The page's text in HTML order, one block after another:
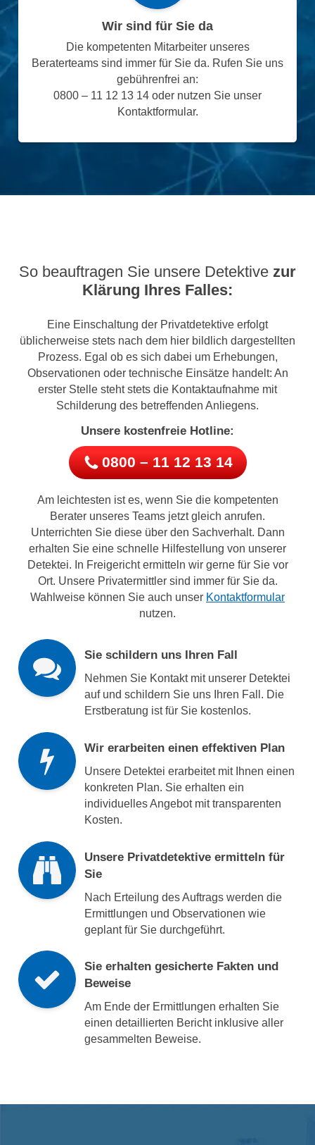
Wir sind für Sie da
Die kompetenten Mitarbeiter unseres
Beraterteams sind immer für Sie da. Rufen Sie uns
gebührenfrei an:
0800 – 11 12 13 14 oder nutzen Sie unser
Kontaktformular.
So beauftragen Sie unsere Detektive zur
Klärung Ihres Falles:
Eine Einschaltung der Privatdetektive erfolgt
üblicherweise stets nach dem hier bildlich dargestellten
Prozess. Egal ob es sich dabei um Erhebungen,
Observationen oder technische Einsätze handelt: An
erster Stelle steht stets die Kontaktaufnahme mit
Schilderung des betreffenden Anliegens.
Unsere kostenfreie Hotline:
0800 – 11 12 13 14
Am leichtesten ist es, wenn Sie die kompetenten
Berater unseres Teams jetzt gleich anrufen.
Unterrichten Sie diese über den Sachverhalt. Dann
erhalten Sie eine schnelle Hilfestellung von unserer
Detektei. In Freigericht ermitteln wir gerne für Sie vor
Ort. Unsere Privatermittler sind immer für Sie da.
Wahlweise können Sie auch unser Kontaktformular
nutzen.
Sie schildern uns Ihren Fall
Nehmen Sie Kontakt mit unserer Detektei
auf und schildern Sie uns Ihren Fall. Die
Erstberatung ist für Sie kostenlos.
Wir erarbeiten einen effektiven Plan
Unsere Detektei erarbeitet mit Ihnen einen
konkreten Plan. Sie erhalten ein
individuelles Angebot mit transparenten
Kosten.
Unsere Privatdetektive ermitteln für
Sie
Nach Erteilung des Auftrags werden die
Ermittlungen und Observationen wie
geplant für Sie durchgeführt.
Sie erhalten gesicherte Fakten und
Beweise
Am Ende der Ermittlungen erhalten Sie
einen detaillierten Bericht inklusive aller
gesammelten Beweise.